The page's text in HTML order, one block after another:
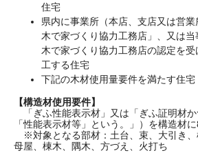
住宅
県内に事業所（本店、支店又は営
木で家づくり協力工務店」、又は
木で家づくり協力工務店の認定を
工する住宅
下記の木材使用量要件を満たす住宅
【構造材使用要件】
「ぎふ性能表示材」又は「ぎふ証明材
「性能表示材等」という。」）を構造材
※対象となる部材：土台、束、大引き、
母屋、棟木、隅木、方づえ、火打ち​